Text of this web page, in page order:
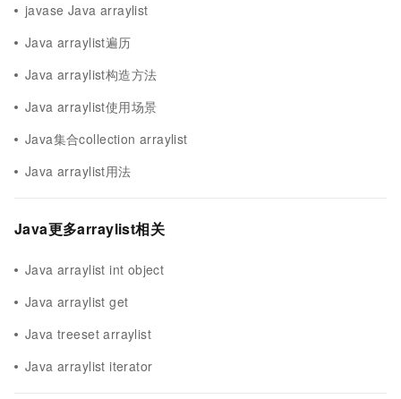
javase Java arraylist
Java arraylist遍历
Java arraylist构造方法
Java arraylist使用场景
Java集合collection arraylist
Java arraylist用法
Java更多arraylist相关
Java arraylist int object
Java arraylist get
Java treeset arraylist
Java arraylist iterator